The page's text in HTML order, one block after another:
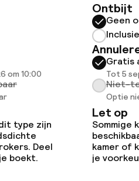
beschikbaar
om 10:00
type zijn
Deel
boekt.
Ontbijt
Geen
Gratis
Tot 5
Niet-
Optie
Let op
Sommige
kamer of
je